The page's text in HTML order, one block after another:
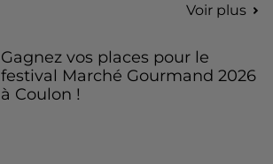
Voir plus
Gagnez vos places pour le
festival Marché Gourmand 2026
à Coulon !